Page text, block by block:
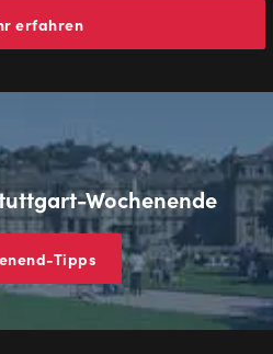
erfahren
Wochenende
Tipps